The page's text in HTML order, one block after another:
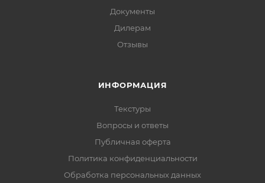
Документы
Дилерам
Отзывы
ИНФОРМАЦИЯ
Текстуры
Вопросы и ответы
Публичная оферта
Политика конфиденциальности
Обработка персональных данных